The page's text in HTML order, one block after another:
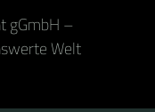
gGmbH –
Welt